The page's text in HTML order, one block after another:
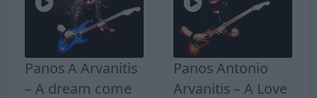
Panos A Arvanitis
– A dream come
Panos Antonio
Arvanitis – A Love